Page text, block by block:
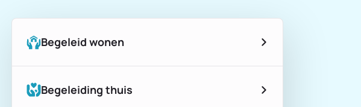
Begeleid wonen
Begeleiding thuis